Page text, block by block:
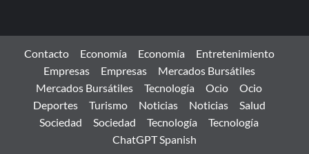
Contacto Economía Economía
Entretenimiento
Empresas
Empresas
Mercados Bursátiles
Mercados Bursátiles
Tecnología Ocio
Ocio
Deportes
Turismo Noticias Noticias
Salud
Sociedad
Sociedad Tecnología
Tecnología
ChatGPT Spanish